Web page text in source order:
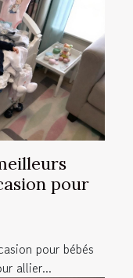
pour
pour bébés
allier...